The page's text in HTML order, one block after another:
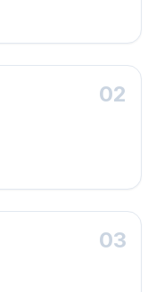
02
03